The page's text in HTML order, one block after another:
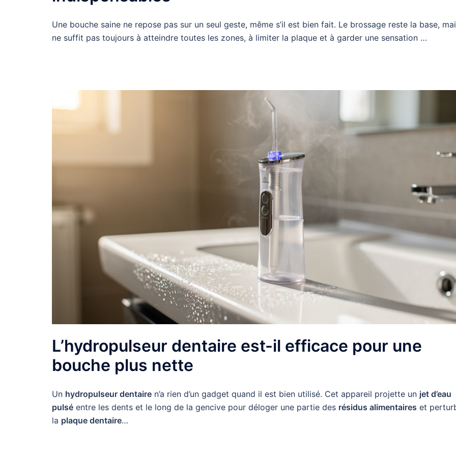
Une bouche saine ne repose pas sur un seul geste, même s’il est bien fait. Le brossage reste la base,
ne suffit pas toujours à atteindre toutes les zones, à limiter la plaque et à garder une sensation …
L’hydropulseur dentaire est-il efficace pour une
bouche plus nette
Un hydropulseur dentaire n’a rien d’un gadget quand il est bien utilisé. Cet appareil projette un jet d’eau
pulsé entre les dents et le long de la gencive pour déloger une partie des résidus alimentaires et
la plaque dentaire…